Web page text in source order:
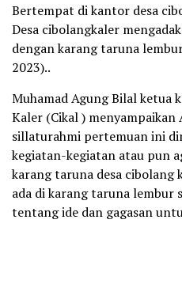
Bertempat di kantor desa
Desa cibolangkaler
dengan karang taruna
2023)..
Muhamad Agung Bilal ketua
Kaler (Cikal )
sillaturahmi pertemuan ini
kegiatan-kegiatan atau pun
karang taruna desa cibolang
ada di karang taruna lembur
tentang ide dan gagasan